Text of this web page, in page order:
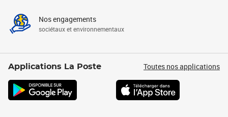
Nos engagements
sociétaux et environnementaux
Applications La Poste Toutes nos applications